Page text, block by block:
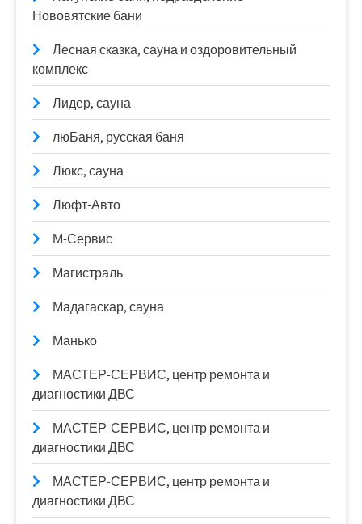
Нововятские бани
Лесная сказка, сауна и оздоровительный
комплекс
Лидер, сауна
люБаня, русская баня
Люкс, сауна
Люфт-Авто
М-Сервис
Магистраль
Мадагаскар, сауна
Манько
МАСТЕР-СЕРВИС, центр ремонта и
диагностики ДВС
МАСТЕР-СЕРВИС, центр ремонта и
диагностики ДВС
МАСТЕР-СЕРВИС, центр ремонта и
диагностики ДВС